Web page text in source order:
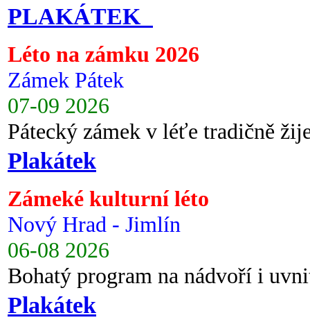
PLAKÁTEK
Léto na zámku 2026
Zámek Pátek
07-09 2026
Pátecký zámek v léťe tradičně
Plakátek
Zámeké kulturní léto
Nový Hrad - Jimlín
06-08 2026
Bohatý program na nádvoří i
Plakátek